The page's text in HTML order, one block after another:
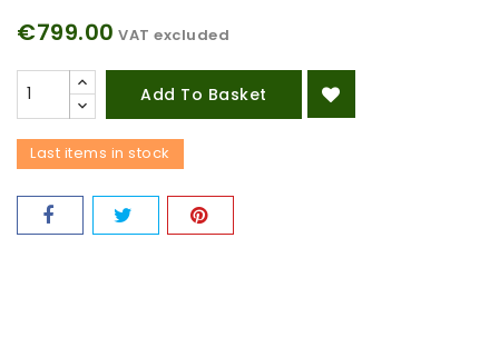
€799.00 VAT excluded
Add To Basket
Last items in stock